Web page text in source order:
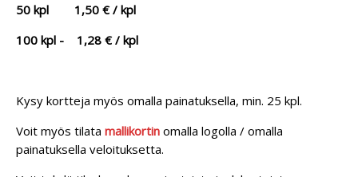
50 kpl 1,50 € / kpl
100 kpl - 1,28 € / kpl
Kysy kortteja myös omalla painatuksella, min. 25 kpl.
Voit myös tilata mallikortin omalla logolla / omalla
painatuksella veloituksetta.